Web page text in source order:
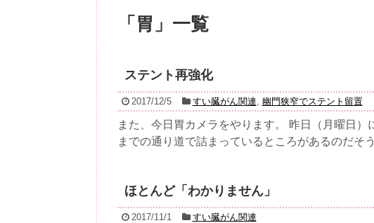
「 胃 」 一覧
ステント再強化
2017/12/5 すい臓がん関連 幽門狭窄でステント留置
また、今日胃カメラをやります。 昨日（月曜日
までの通り道で詰まっているところがあるのだそ
ほとんど「わかりません」
2017/11/1 すい臓がん関連